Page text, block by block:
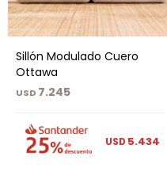
Sillón Modulado Cuero
Ottawa
USD 7.245
USD 5.434